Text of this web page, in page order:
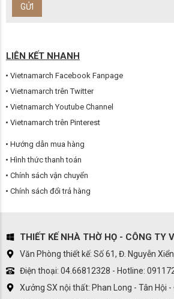
LIÊN KẾT NHANH
Vietnamarch Facebook Fanpage
Vietnamarch trên Twitter
Vietnamarch Youtube Channel
Vietnamarch trên Pinterest
Hướng dẫn mua hàng
Hình thức thanh toán
Chính sách vận chuyển
Chính sách đổi trả hàng
THIẾT KẾ NHÀ THỜ HỌ - CÔNG TY
Văn Phòng thiết kế: Số 61, Đ. Nguyễn
Điện thoại: 04.66812328 - Hotline:
Xưởng SX nội thất: Phan Long - Tân Hội